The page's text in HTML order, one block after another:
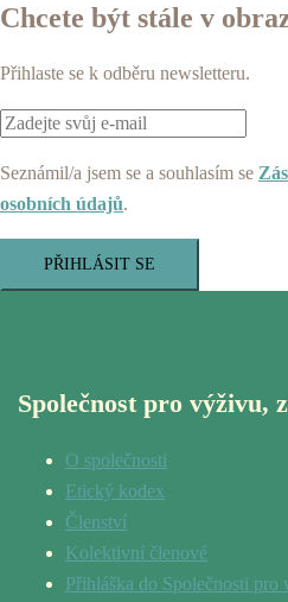
Chcete být stále v
Přihlaste se k odběru newsletteru.
Seznámil/a jsem se a souhlasím se
osobních údajů.
PŘIHLÁSIT SE
Společnost pro výživu,
O společnosti
Etický kodex
Členství
Kolektivní členové
Přihláška do Společnosti pro